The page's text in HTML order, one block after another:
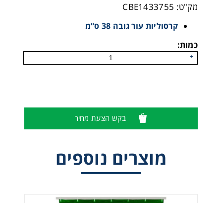
מק"ט: CBE1433755
קרסוליות עור גובה 38 ס”מ
כמות:
+
-
בקש הצעת מחיר
מוצרים נוספים